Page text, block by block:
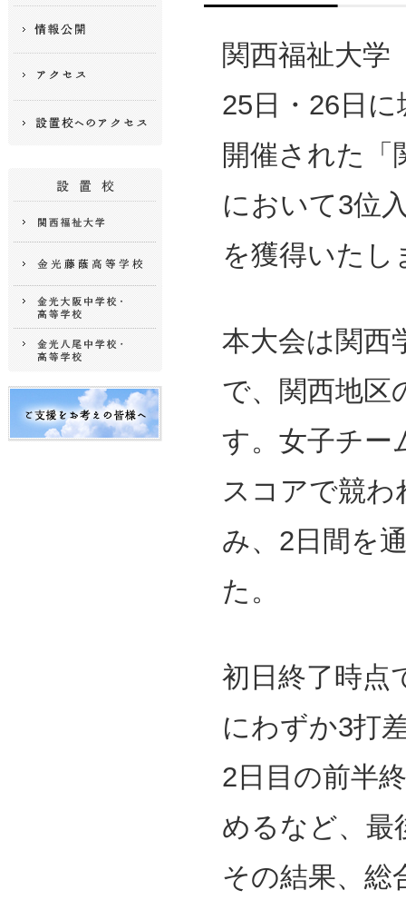
関西福祉大学
25日・26日
開催された「
において3位
を獲得いたし
本大会は関西
で、関西地区
す。女子チー
スコアで競わ
み、2日間を
た。
初日終了時点
にわずか3打
2日目の前半
めるなど、最
その結果、総